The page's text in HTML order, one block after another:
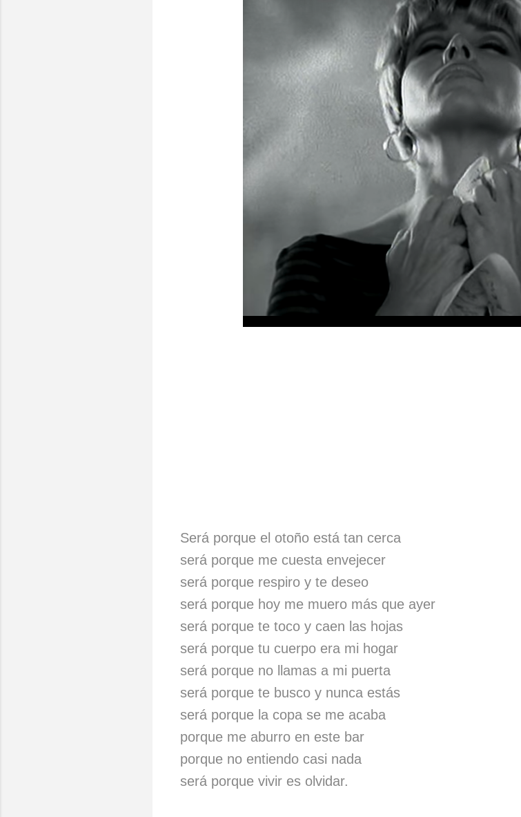
Será porque el otoño está tan cerca
será porque me cuesta envejecer
será porque respiro y te deseo
será porque hoy me muero más que ayer
será porque te toco y caen las hojas
será porque tu cuerpo era mi hogar
será porque no llamas a mi puerta
será porque te busco y nunca estás
será porque la copa se me acaba
porque me aburro en este bar
porque no entiendo casi nada
será porque vivir es olvidar.